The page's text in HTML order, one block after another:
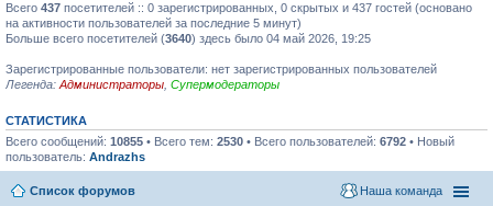
Всего 437 посетителей :: 0 зарегистрированных, 0 скрытых и 437 гостей (основано
на активности пользователей за последние 5 минут)
Больше всего посетителей (3640) здесь было 04 май 2026, 19:25
Зарегистрированные пользователи: нет зарегистрированных пользователей
Легенда: Администраторы Супермодераторы
СТАТИСТИКА
Всего сообщений: 10855 • Всего тем: 2530 • Всего пользователей: 6792 • Новый
пользователь: Andrazhs
Список форумов Наша команда